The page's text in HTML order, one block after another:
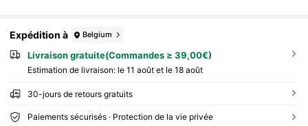
Expédition à Belgium
Livraison gratuite(Commandes ≥ 39,00€)
Estimation de livraison: le 11 août et le 18 août
30-jours de retours gratuits
Paiements sécurisés · Protection de la vie privée